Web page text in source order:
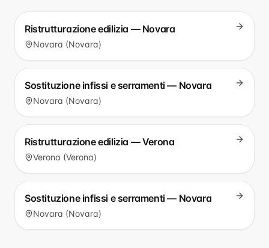
Ristrutturazione edilizia — Novara
Novara (Novara)
Sostituzione infissi e serramenti — Novara
Novara (Novara)
Ristrutturazione edilizia — Verona
Verona (Verona)
Sostituzione infissi e serramenti — Novara
Novara (Novara)